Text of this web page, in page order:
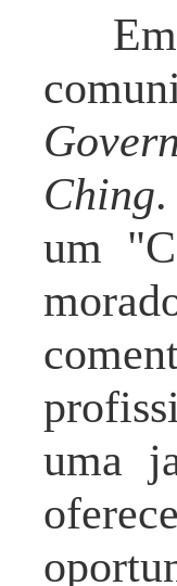
Ching
um
uma